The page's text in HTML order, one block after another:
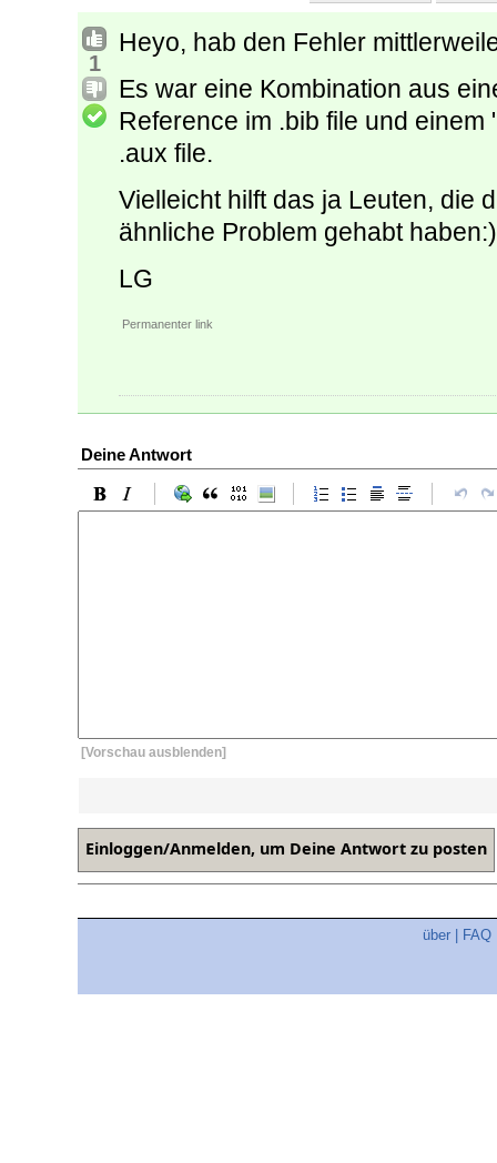
1
Heyo, hab den Fehler
Es war eine Kombination aus
Reference im .bib file und
.aux file.
Vielleicht hilft das ja Leuten, die
ähnliche Problem gehabt haben:)
LG
Permanenter link
Deine Antwort
[Vorschau ausblenden]
über FAQ